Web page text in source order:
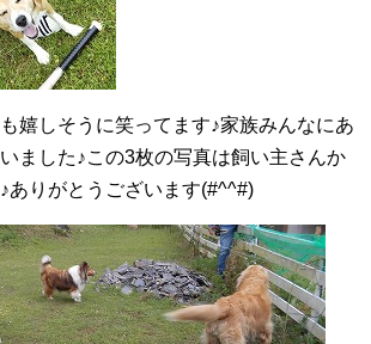
嬉しそうに笑ってます♪家族みんなにあ
ました♪この3枚の写真は飼い主さんか
ありがとうございます(#^^#)